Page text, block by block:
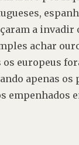
a
achar
europeus
apenas os